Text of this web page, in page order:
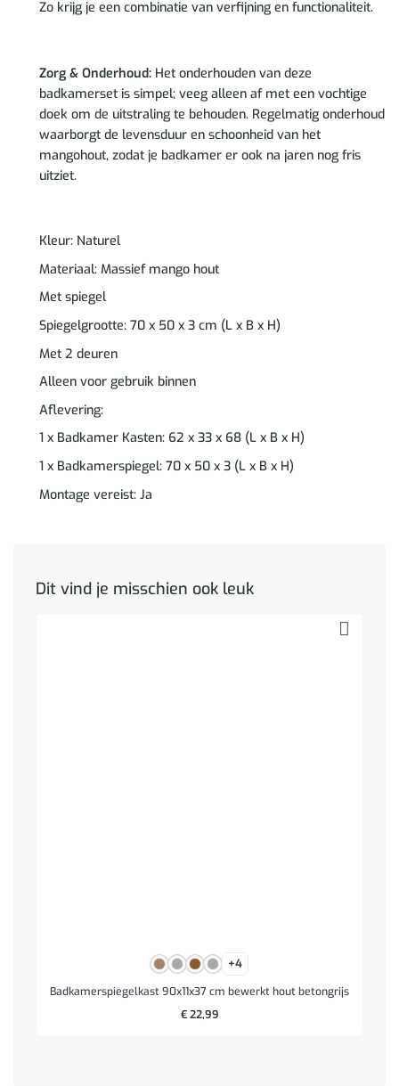
Zo krijg je een combinatie van verfijning en functionaliteit.
Zorg & Onderhoud:Het onderhouden van deze
badkamerset is simpel; veeg alleen af met een vochtige
doek om de uitstraling te behouden. Regelmatig onderhoud
waarborgt de levensduur en schoonheid van het
mangohout, zodat je badkamer er ook na jaren nog fris
uitziet.
Kleur: Naturel
Materiaal: Massief mango hout
Met spiegel
Spiegelgrootte: 70 x 50 x 3 cm (L x B x H)
Met 2 deuren
Alleen voor gebruik binnen
Aflevering:
1 x Badkamer Kasten: 62 x 33 x 68 (L x B x H)
1 x Badkamerspiegel: 70 x 50 x 3 (L x B x H)
Montage vereist: Ja
Dit vind je misschien ook leuk
+4
Badkamerspiegelkast 90x11x37 cm bewerkt hout betongrijs
€22,99